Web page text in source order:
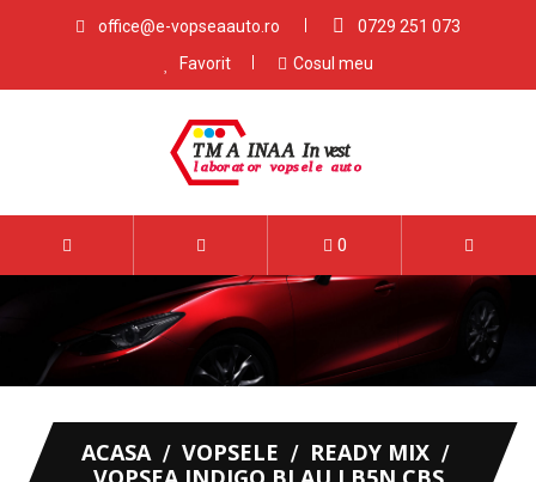
office@e-vopseaauto.ro
0729 251 073
Favorit
Cosul meu
0
ACASA VOPSELE
READY MIX